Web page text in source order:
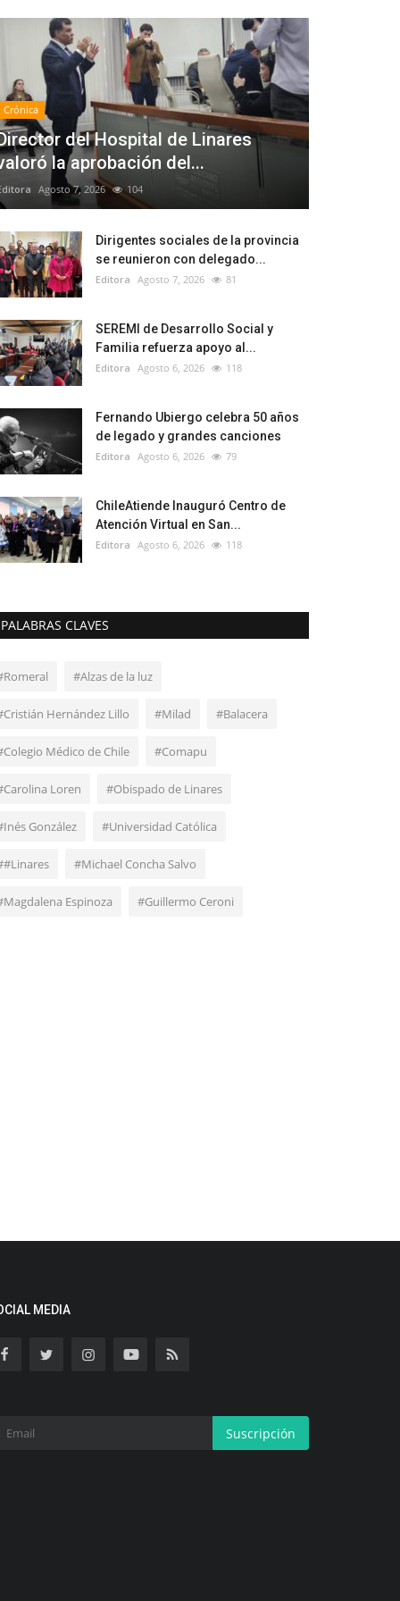
Crónica
del Hospital de Linares
la aprobación del...
Agosto 7, 2026 104
Dirigentes sociales de la provincia
se reunieron con delegado...
Editora Agosto 7, 2026 81
SEREMI de Desarrollo Social y
Familia refuerza apoyo al...
Editora Agosto 6, 2026 118
Fernando Ubiergo celebra 50 años
de legado y grandes canciones
Editora Agosto 6, 2026 79
ChileAtiende Inauguró Centro de
Atención Virtual en San...
Editora Agosto 6, 2026 118
PALABRAS CLAVES
#Alzas de la luz
Hernández Lillo #Milad #Balacera
Médico de Chile #Comapu
Loren #Obispado de Linares
González #Universidad Católica
#Michael Concha Salvo
Espinoza #Guillermo Ceroni
MEDIA
Suscripción